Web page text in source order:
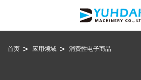
首页 应用领域 消费性电子商品